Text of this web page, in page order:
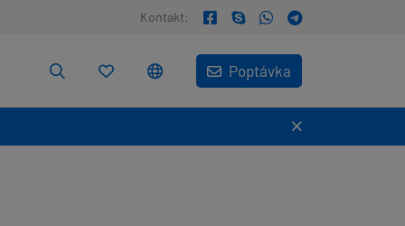
Kontakt:
Poptávka